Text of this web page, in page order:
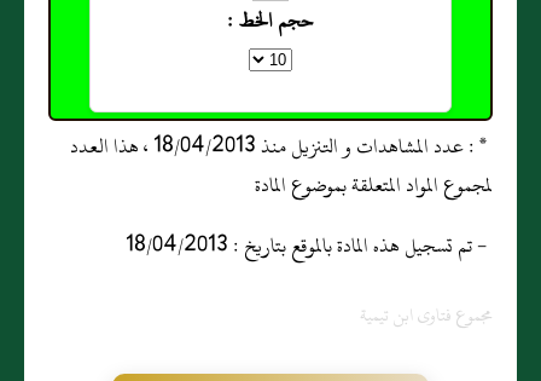
حجم الخط :
* : عدد المشاهدات و التنزيل منذ 18/04/2013 ، هذا العدد
لمجموع المواد المتعلقة بموضوع المادة
- تم تسجيل هذه المادة بالموقع بتاريخ : 18/04/2013
مجموع فتاوى ابن تيمية